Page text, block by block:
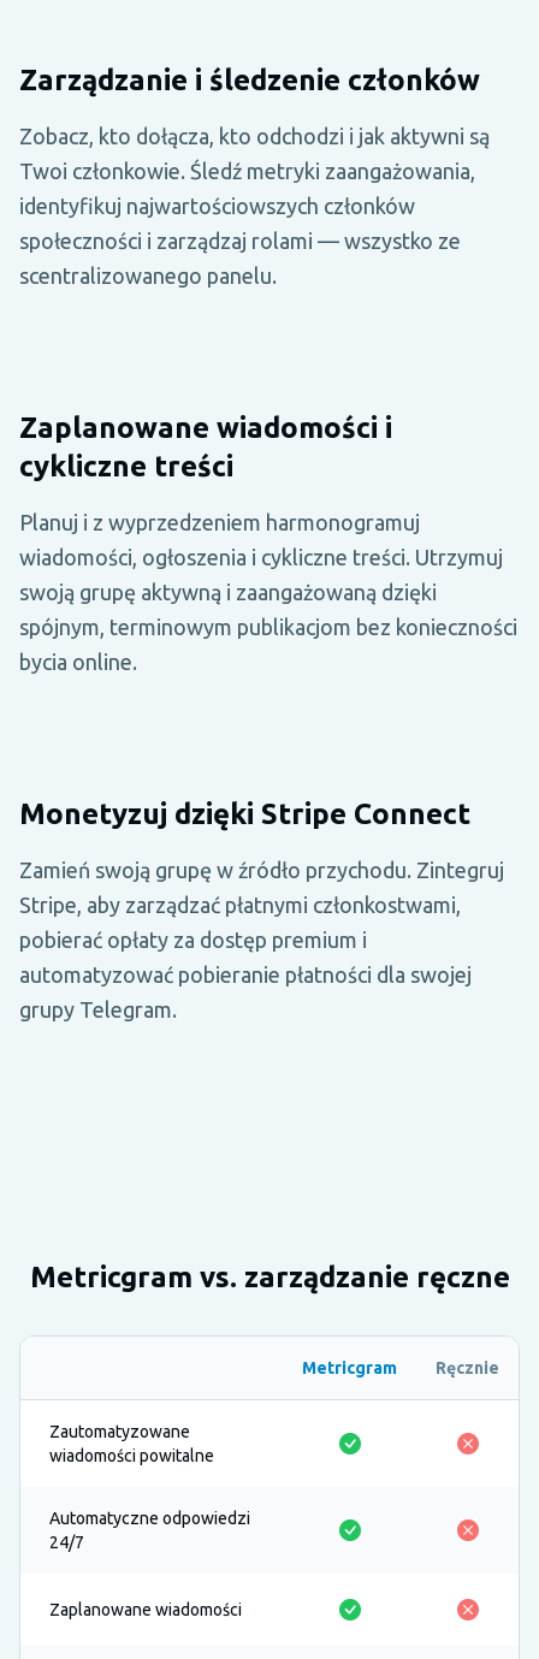
Zarządzanie i śledzenie członków
Zobacz, kto dołącza, kto odchodzi i jak aktywni są
Twoi członkowie. Śledź metryki zaangażowania,
identyfikuj najwartościowszych członków
społeczności i zarządzaj rolami — wszystko ze
scentralizowanego panelu.
Zaplanowane wiadomości i
cykliczne treści
Planuj i z wyprzedzeniem harmonogramuj
wiadomości, ogłoszenia i cykliczne treści. Utrzymuj
swoją grupę aktywną i zaangażowaną dzięki
spójnym, terminowym publikacjom bez konieczności
bycia online.
Monetyzuj dzięki Stripe Connect
Zamień swoją grupę w źródło przychodu. Zintegruj
Stripe, aby zarządzać płatnymi członkostwami,
pobierać opłaty za dostęp premium i
automatyzować pobieranie płatności dla swojej
grupy Telegram.
Metricgram vs. zarządzanie ręczne
Metricgram Ręcznie
Zautomatyzowane
wiadomości powitalne
Automatyczne odpowiedzi
24/7
Zaplanowane wiadomości